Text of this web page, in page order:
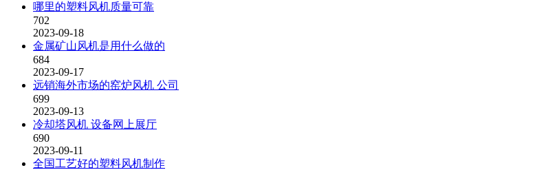
哪里的塑料风机质量可靠
702
2023-09-18
金属矿山风机是用什么做的
684
2023-09-17
远销海外市场的窑炉风机 公司
699
2023-09-13
冷却塔风机 设备网上展厅
690
2023-09-11
全国工艺好的塑料风机制作